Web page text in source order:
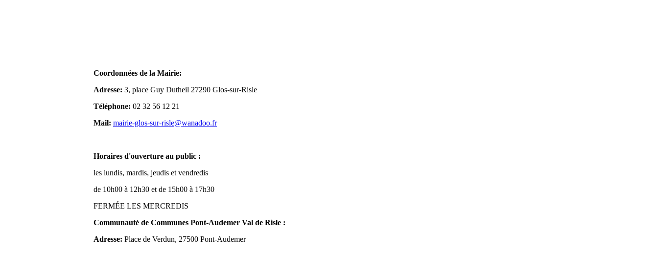
Coordonnées de la Mairie:
Adresse: 3, place Guy Dutheil 27290 Glos-sur-Risle
Téléphone: 02 32 56 12 21
Mail: mairie-glos-sur-risle@wanadoo.fr
Horaires d'ouverture au public :
les lundis, mardis, jeudis et vendredis
de 10h00 à 12h30 et de 15h00 à 17h30
FERMÉE LES MERCREDIS
Communauté de Communes Pont-Audemer Val de Risle :
Adresse: Place de Verdun, 27500 Pont-Audemer